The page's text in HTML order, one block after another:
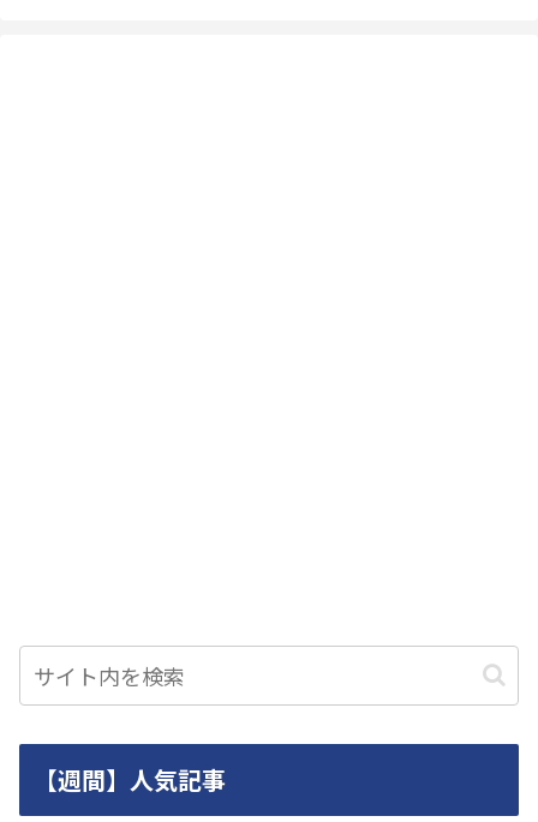
【週間】人気記事